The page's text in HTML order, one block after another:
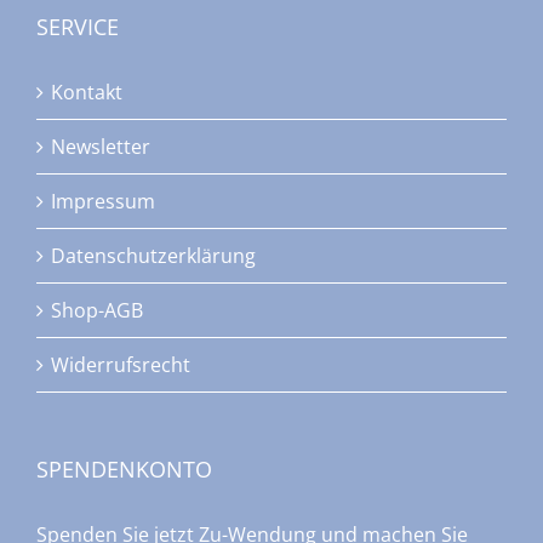
SERVICE
Kontakt
Newsletter
Impressum
Datenschutzerklärung
Shop-AGB
Widerrufsrecht
SPENDENKONTO
Spenden Sie jetzt Zu-Wendung und machen Sie